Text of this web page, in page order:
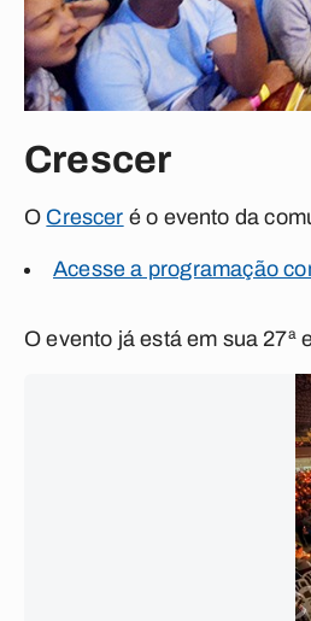
Crescer
O Crescer é o evento da
Acesse a programação
O evento já está em sua 27ª